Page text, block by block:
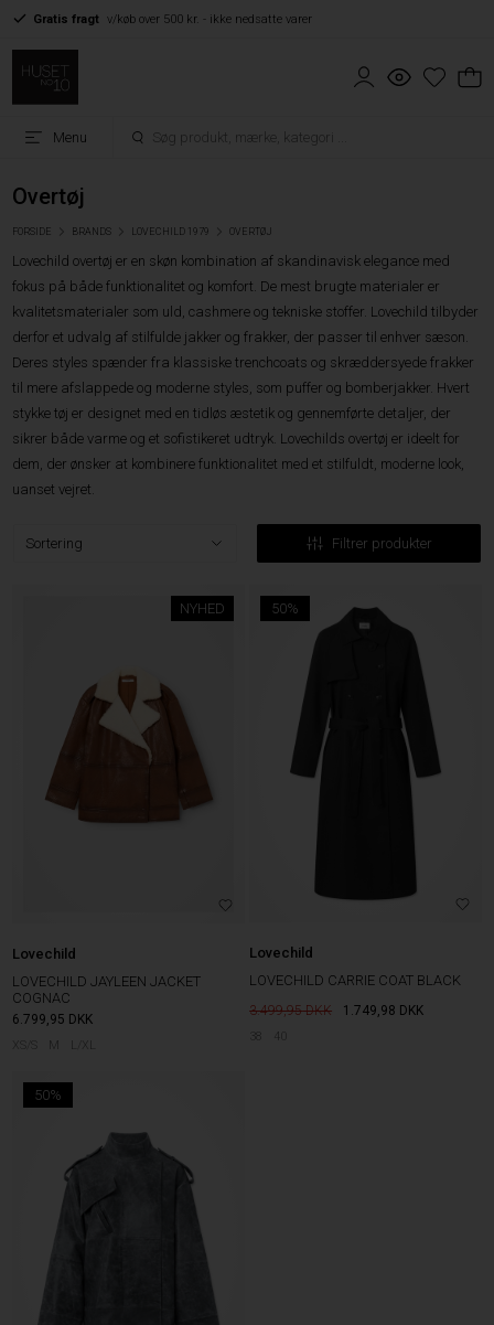
Gratis fragt v/køb over 500 kr. - ikke nedsatte varer
Menu
Overtøj
FORSIDE BRANDS LOVECHILD 1979 OVERTØJ
Lovechild overtøj er en skøn kombination af skandinavisk elegance med
fokus på både funktionalitet og komfort. De mest brugte materialer er
kvalitetsmaterialer som uld, cashmere og tekniske stoffer. Lovechild tilbyder
derfor et udvalg af stilfulde jakker og frakker, der passer til enhver sæson.
Deres styles spænder fra klassiske trenchcoats og skræddersyede frakker
til mere afslappede og moderne styles, som puffer og bomberjakker. Hvert
stykke tøj er designet med en tidløs æstetik og gennemførte detaljer, der
sikrer både varme og et sofistikeret udtryk. Lovechilds overtøj er ideelt for
dem, der ønsker at kombinere funktionalitet med et stilfuldt, moderne look,
uanset vejret.
Filtrer produkter
NYHED
Lovechild
LOVECHILD JAYLEEN JACKET
COGNAC
6.799,95 DKK
M L/XL
50%
Lovechild
LOVECHILD CARRIE COAT BLACK
3.499,95 1.749,98 DKK
38 40
50%